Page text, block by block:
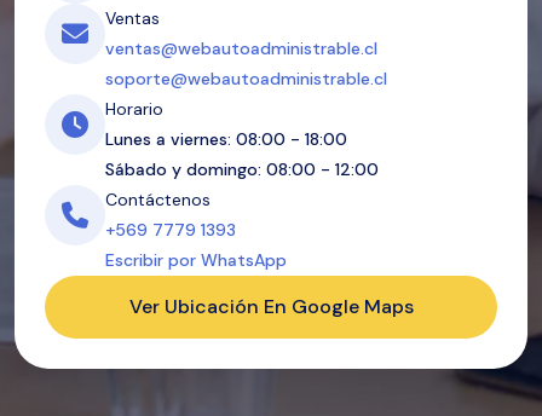
Ventas
ventas@webautoadministrable.cl
soporte@webautoadministrable.cl
Horario
Lunes a viernes: 08:00 - 18:00
Sábado y domingo: 08:00 - 12:00
Contáctenos
+569 7779 1393
Escribir por WhatsApp
Ver Ubicación En Google Maps